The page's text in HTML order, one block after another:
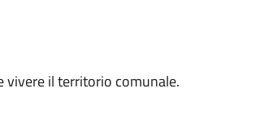
vivere il territorio comunale.